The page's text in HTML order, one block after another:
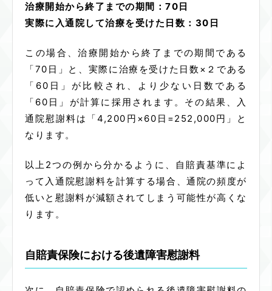
治療開始から終了までの期間：70日
実際に入通院して治療を受けた日数：30日
この場合、治療開始から終了までの期間である
「70日」と、実際に治療を受けた日数×２である
「60日」が比較され、より少ない日数である
「60日」が計算に採用されます。その結果、入
通院慰謝料は「4,200円×60日=252,000円」と
なります。
以上2つの例から分かるように、自賠責基準によ
って入通院慰謝料を計算する場合、通院の頻度が
低いと慰謝料が減額されてしまう可能性が高くな
ります。
自賠責保険における後遺障害慰謝料